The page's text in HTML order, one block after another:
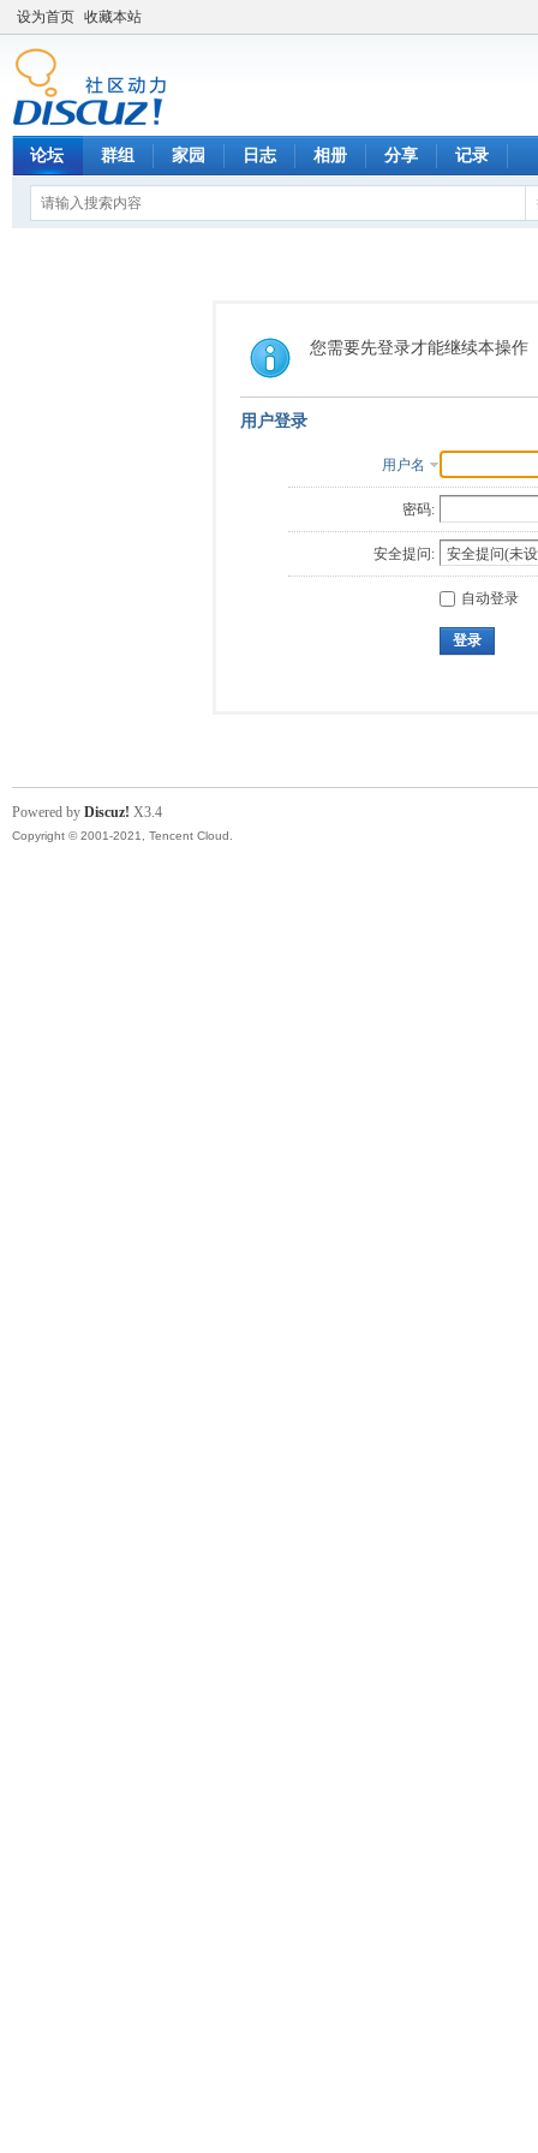
设为首页 收藏本站
论坛 群组 家园 日志 相册 分享 记录
您需要先登录才能继续本操作
用户登录
用户名
密码:
安全提问:
自动登录
登录
Powered by Discuz! X3.4
Copyright © 2001-2021, Tencent Cloud.